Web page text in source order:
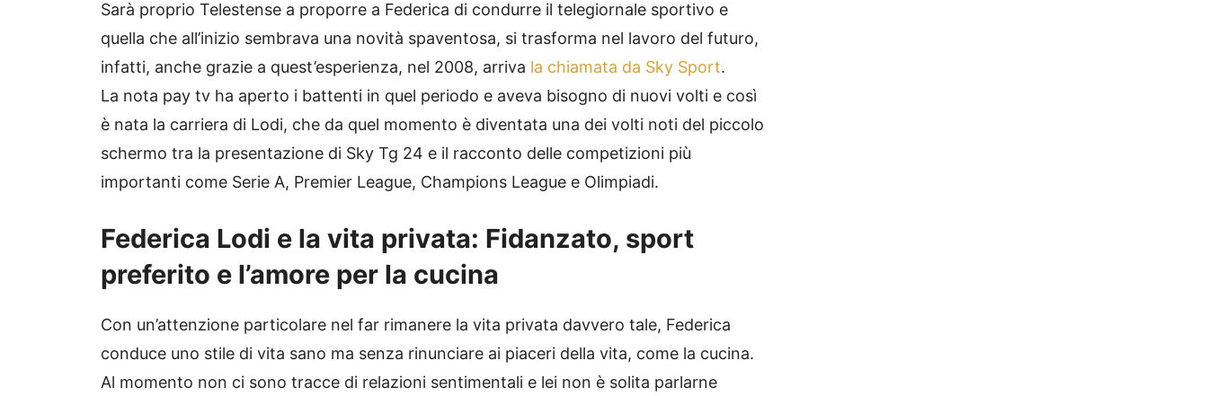
Sarà proprio Telestense a proporre a Federica di condurre il telegiornale sportivo e
quella che all’inizio sembrava una novità spaventosa, si trasforma nel lavoro del futuro,
infatti, anche grazie a quest’esperienza, nel 2008, arriva la chiamata da Sky Sport.
La nota pay tv ha aperto i battenti in quel periodo e aveva bisogno di nuovi volti e così
è nata la carriera di Lodi, che da quel momento è diventata una dei volti noti del piccolo
schermo tra la presentazione di Sky Tg 24 e il racconto delle competizioni più
importanti come Serie A, Premier League, Champions League e Olimpiadi.
Federica Lodi e la vita privata: Fidanzato, sport
preferito e l’amore per la cucina
Con un’attenzione particolare nel far rimanere la vita privata davvero tale, Federica
conduce uno stile di vita sano ma senza rinunciare ai piaceri della vita, come la cucina.
Al momento non ci sono tracce di relazioni sentimentali e lei non è solita parlarne